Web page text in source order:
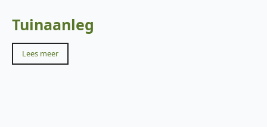
Tuinaanleg
Lees meer